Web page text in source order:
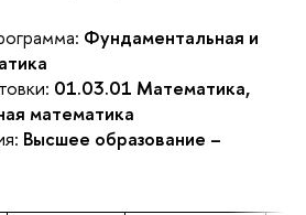
Фундаментальная и
01.03.01 Математика,
математика
Высшее образование –